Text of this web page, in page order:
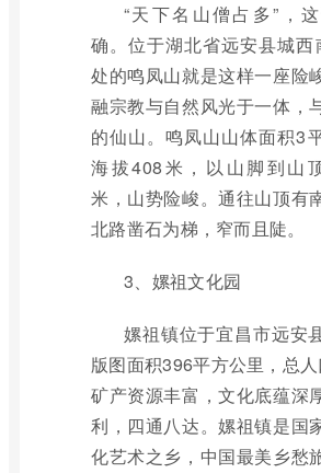
“天下名山僧占多”，
确。位于湖北省远安县城西
处的鸣凤山就是这样一座险
融宗教与自然风光于一体，
的仙山。鸣凤山山体面积3
海拔408米，以山脚到山
米，山势险峻。通往山顶有
北路凿石为梯，窄而且陡。
3、嫘祖文化园
嫘祖镇位于宜昌市远安
版图面积396平方公里，总人
矿产资源丰富，文化底蕴深
利，四通八达。嫘祖镇是国
化艺术之乡，中国最美乡愁